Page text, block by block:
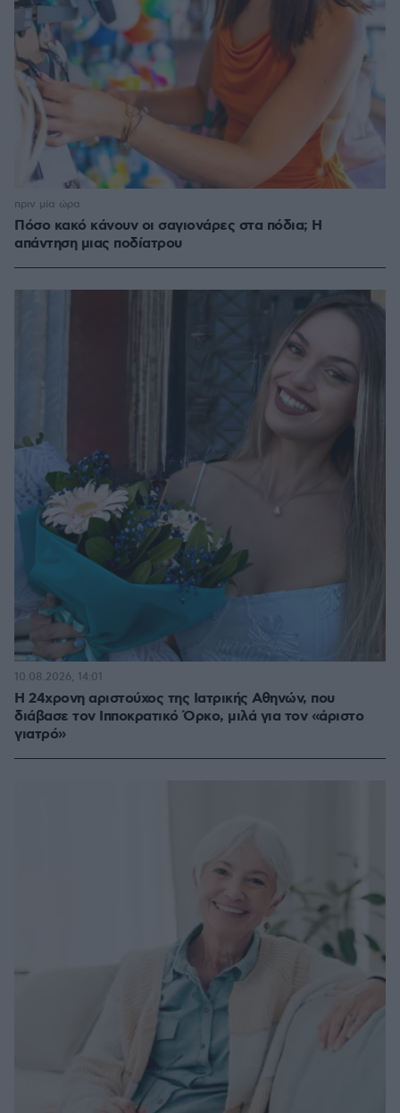
Πόσο κακό κάνουν οι σαγιονάρες στα πόδια; Η
απάντηση μιας ποδίατρου
πριν μία ώρα
Η 24χρονη αριστούχος της Ιατρικής Αθηνών, που
διάβασε τον Ιπποκρατικό Όρκο, μιλά για τον «άριστο
γιατρό»
10.08.2026, 14:01